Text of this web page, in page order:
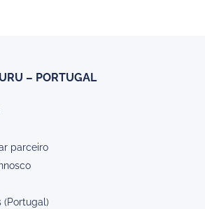
– PORTUGAL
parceiro
(Portugal)